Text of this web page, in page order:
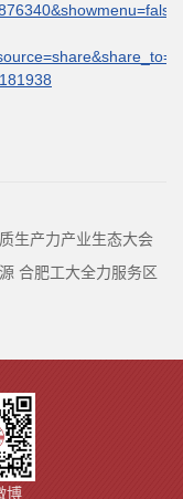
生产力产业生态大会
合肥工大全力服务区
博